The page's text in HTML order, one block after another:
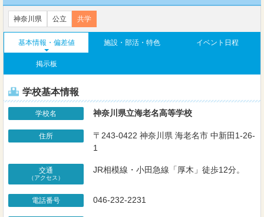
神奈川県 公立 共学
基本情報・偏差値 施設・部活・特色 イベント日程
掲示板
学校基本情報
学校名 神奈川県立海老名高等学校
住所
〒243-0422 神奈川県 海老名市 中新田1-26-
1
交通
（アクセス）
JR相模線・小田急線「厚木」徒歩12分。
電話番号 046-232-2231